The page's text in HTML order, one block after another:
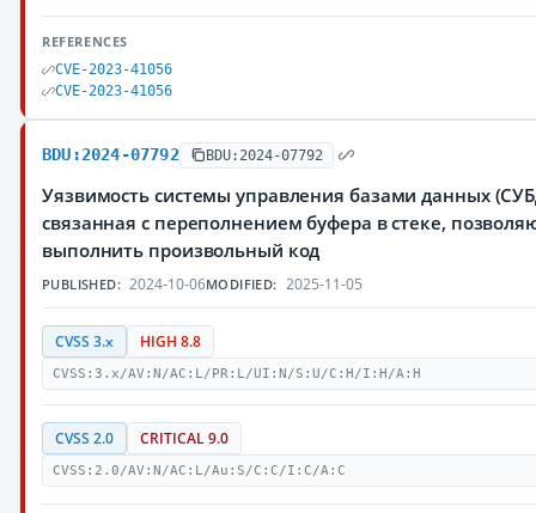
REFERENCES
CVE-2023-41056
CVE-2023-41056
BDU:2024-07792 BDU:2024-07792
Уязвимость системы управления базами данных
связанная с переполнением буфера в стеке,
выполнить произвольный код
PUBLISHED: 2024-10-06MODIFIED: 2025-11-05
CVSS 3.x HIGH 8.8
CVSS:3.x/AV:N/AC:L/PR:L/UI:N/S:U/C:H/I:H/A:H
CVSS 2.0 CRITICAL 9.0
CVSS:2.0/AV:N/AC:L/Au:S/C:C/I:C/A:C